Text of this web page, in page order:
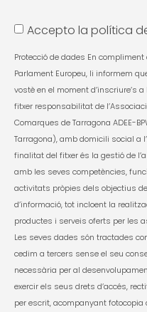
Accepto la política
Protecció de dades En
Parlament Europeu, Ii informem
vostè en el moment d’inscriure’s
fitxer responsabilitat de
Comarques de Tarragona ADEE-
Tarragona), amb domicili social a
finalitat del fitxer és la gestió de
amb les seves competències,
activitats pròpies dels objectius
d’informació, tot incloent la
productes i serveis oferts per les
Les seves dades són tractades
cedim a tercers sense el seu
necessària per al
exercir els seus drets d’accés,
per escrit, acompanyant fotocopia